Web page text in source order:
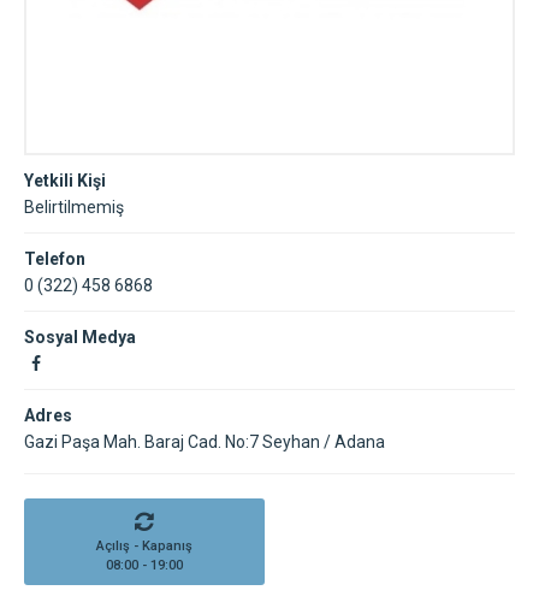
Yetkili Kişi
Belirtilmemiş
Telefon
0 (322) 458 6868
Sosyal Medya
Adres
Gazi Paşa Mah. Baraj Cad. No:7 Seyhan / Adana
Açılış - Kapanış
08:00 - 19:00